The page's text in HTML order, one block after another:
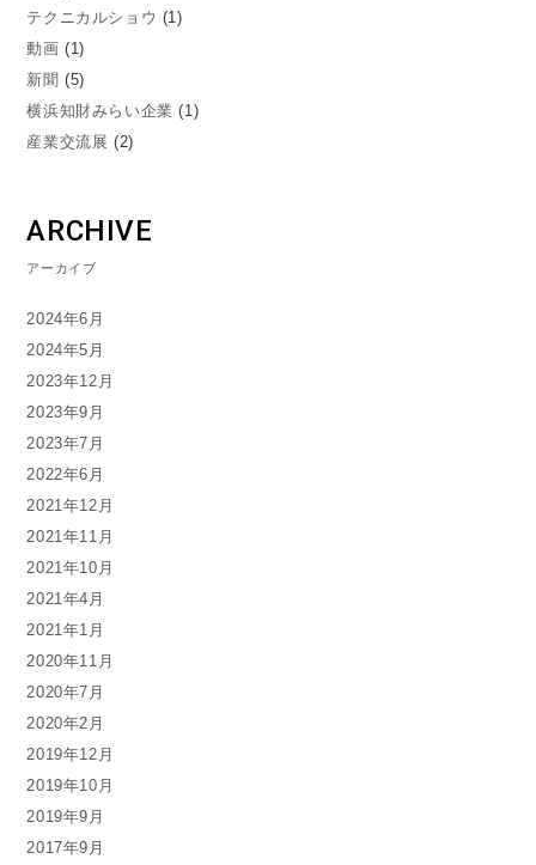
テクニカルショウ (1)
動画 (1)
新聞 (5)
横浜知財みらい企業 (1)
産業交流展 (2)
ARCHIVE
アーカイブ
2024年6月
2024年5月
2023年12月
2023年9月
2023年7月
2022年6月
2021年12月
2021年11月
2021年10月
2021年4月
2021年1月
2020年11月
2020年7月
2020年2月
2019年12月
2019年10月
2019年9月
2017年9月